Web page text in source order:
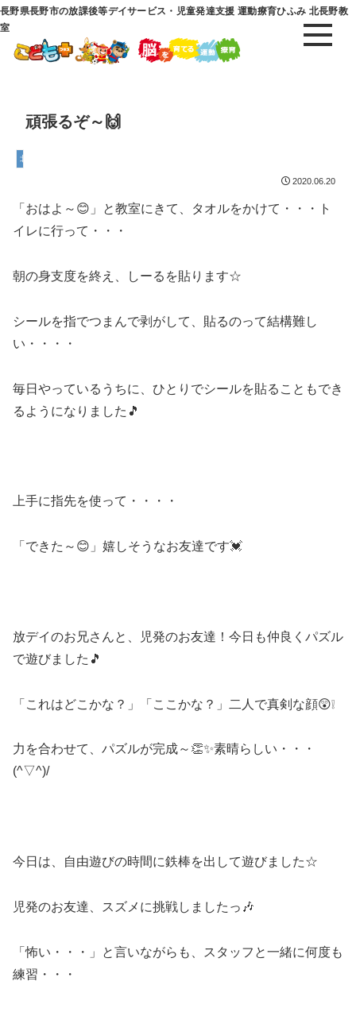
長野県長野市の放課後等デイサービス・児童発達支援 運動療育ひふみ 北長野教
室
頑張るぞ～🙌
北長野教室
2020.06.20
「おはよ～😊」と教室にきて、タオルをかけて・・・ト
イレに行って・・・
朝の身支度を終え、しーるを貼ります☆
シールを指でつまんで剥がして、貼るのって結構難し
い・・・・
毎日やっているうちに、ひとりでシールを貼ることもでき
るようになりました🎵
上手に指先を使って・・・・
「できた～😊」嬉しそうなお友達です💓
放デイのお兄さんと、児発のお友達！今日も仲良くパズル
で遊びました🎵
「これはどこかな？」「ここかな？」二人で真剣な顔😲❕
力を合わせて、パズルが完成～👏✨素晴らしい・・・
(^▽^)/
今日は、自由遊びの時間に鉄棒を出して遊びました☆
児発のお友達、スズメに挑戦しましたっ🎶
「怖い・・・」と言いながらも、スタッフと一緒に何度も
練習・・・